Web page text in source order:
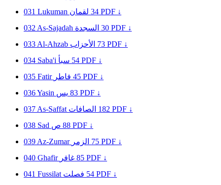
031 Lukuman لقمان 34 PDF ↓
032 As-Sajadah السجدة 30 PDF ↓
033 Al-Ahzab الأحزاب 73 PDF ↓
034 Saba'i سبأ 54 PDF ↓
035 Fatir فاطر 45 PDF ↓
036Yasin يس 83 PDF ↓
037 As-Saffat الصافات 182 PDF ↓
038 Sad ص 88 PDF ↓
039 Az-Zumar الزمر 75 PDF ↓
040 Ghafir غافر 85 PDF ↓
041 Fussilat فصلت 54 PDF ↓